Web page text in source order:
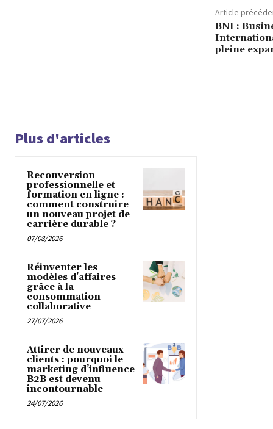
Article
BNI :
pleine
Plus d'articles
Reconversion
professionnelle et
formation en ligne :
comment construire
un nouveau projet de
carrière durable ?
07/08/2026
Réinventer les
modèles d’affaires
grâce à la
consommation
collaborative
27/07/2026
Attirer de nouveaux
clients : pourquoi le
marketing d’influence
B2B est devenu
incontournable
24/07/2026